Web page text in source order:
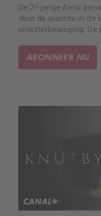
De 21-jarige Anna
door de warmte in de
pinksterbeweging. De
duurt en besluiten
nemen.
ABONNEER NU